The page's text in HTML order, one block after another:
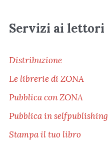
Servizi ai lettori
Distribuzione
Le librerie di ZONA
Pubblica con ZONA
Pubblica in selfpublishing
Stampa il tuo libro